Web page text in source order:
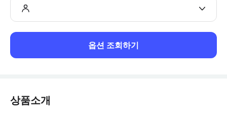
옵션 조회하기
상품소개